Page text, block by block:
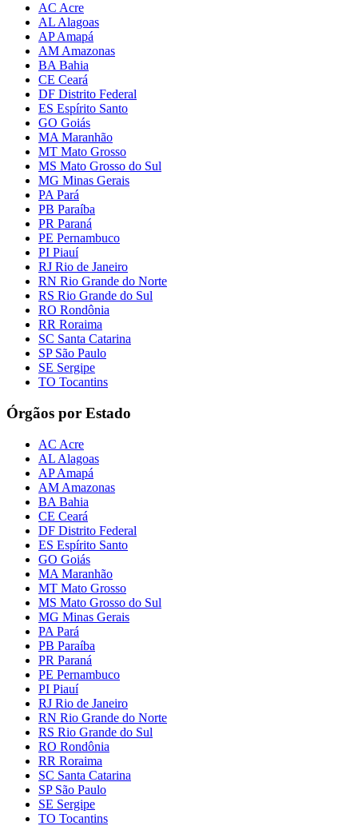
AC Acre
AL Alagoas
AP Amapá
AM Amazonas
BA Bahia
CE Ceará
DF Distrito Federal
ES Espírito Santo
GO Goiás
MA Maranhão
MT Mato Grosso
MS Mato Grosso do Sul
MG Minas Gerais
PA Pará
PB Paraíba
PR Paraná
PE Pernambuco
PI Piauí
RJ Rio de Janeiro
RN Rio Grande do Norte
RS Rio Grande do Sul
RO Rondônia
RR Roraima
SC Santa Catarina
SP São Paulo
SE Sergipe
TO Tocantins
Órgãos por Estado
AC Acre
AL Alagoas
AP Amapá
AM Amazonas
BA Bahia
CE Ceará
DF Distrito Federal
ES Espírito Santo
GO Goiás
MA Maranhão
MT Mato Grosso
MS Mato Grosso do Sul
MG Minas Gerais
PA Pará
PB Paraíba
PR Paraná
PE Pernambuco
PI Piauí
RJ Rio de Janeiro
RN Rio Grande do Norte
RS Rio Grande do Sul
RO Rondônia
RR Roraima
SC Santa Catarina
SP São Paulo
SE Sergipe
TO Tocantins